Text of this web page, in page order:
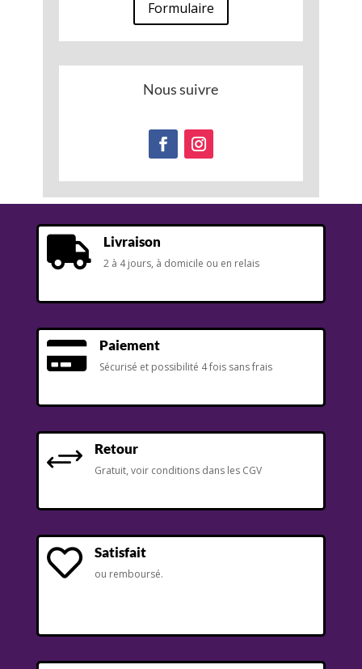
Formulaire
Nous suivre
 Livraison
2 à 4 jours, à domicile ou en relais
 Paiement
Sécurisé et possibilité 4 fois sans frais
+ Retour
Gratuit, voir conditions dans les CGV
 Satisfait
ou remboursé.